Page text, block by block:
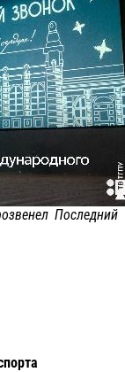
Последний